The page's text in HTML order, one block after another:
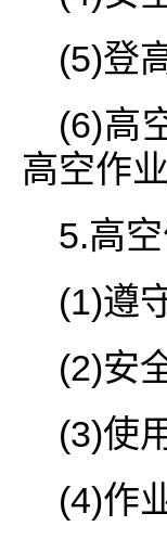
(5)登
(6)高
高空作业
5.高
(1)遵
(2)安
(3)使
(4)作